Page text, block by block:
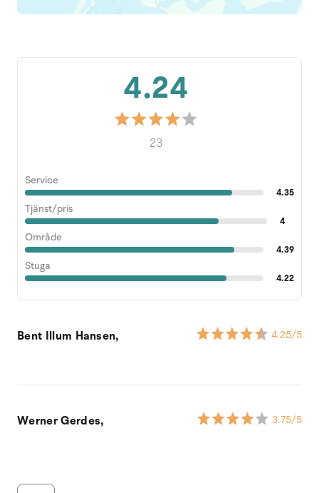
4.24
23
Service
4.35
Tjänst/pris
4
Område
4.39
Stuga
4.22
Bent Illum Hansen, 4.25/5
Werner Gerdes, 3.75/5